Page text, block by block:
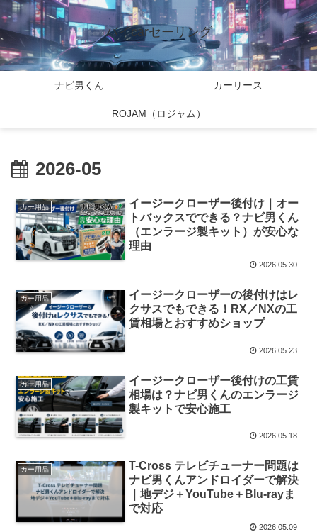
バイcarセーリング
ナビ男くん カーリース
ROJAM（ロジャム）
2026-05
カー用品
イージークローザー後付け｜オー
トバックスでできる？ナビ男くん
（エンラージ製キット）が安心な
理由
2026.05.30
カー用品
イージークローザーの後付けはレ
クサスでもできる！RX／NXの工
賃相場とおすすめショップ
2026.05.23
カー用品
イージークローザー後付けの工賃
相場は？ナビ男くんのエンラージ
製キットで安心施工
2026.05.18
カー用品
T-Cross テレビチューナー問題は
ナビ男くんアンドロイダーで解決
｜地デジ＋YouTube＋Blu-rayま
で対応
2026.05.09